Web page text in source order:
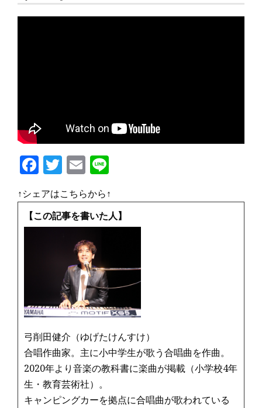
F
c
e
T
w
it
te
E
m
ai
l
e
↑シェアはこちらから↑
【この記事を書いた人】
弓削田健介（ゆげたけんすけ）
合唱作曲家。主に小中学生が歌う合唱曲を作曲。
2020年より音楽の教科書に楽曲が掲載（小学校4年
生・教育芸術社）。
キャンピングカーを拠点に合唱曲が歌われている